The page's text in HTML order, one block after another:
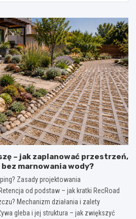
– jak zaplanować przestrzeń,
marnowania wody?
Zasady projektowania
od podstaw – jak kratki RecRoad
Mechanizm działania i zalety
gleba i jej struktura – jak zwiększyć